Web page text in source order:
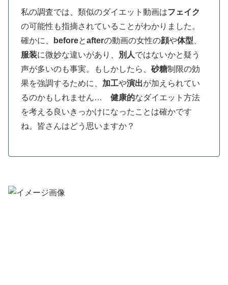
私の調査では、類似のダイエット動画はフェイク
の可能性も指摘されていることがわかりました。
確かに、
beforeとafterの動画の女性の顔や体型
服装に微妙な違いがあり、 別人ではないかと疑う
声が多いのも事実。もしかしたら、 砂糖制限の効
果を強調するために、 加工や演出が加えられてい
るのかもしれません… 健康的なダイエット方法
を考える良いきっかけになったことは確かです
ね。皆さんはどう思いますか？